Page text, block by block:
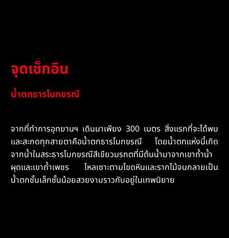
จุดเช็กอิน
น้ำตกธารโบกขรณี
จากที่ทำการอุทยานฯ เดินมาเพียง 300 เมตร สิ่งแรกที่จะได้พบ
และสะกดทุกสายตาคือน้ำตกธารโบกขรณี โดยน้ำตกแห่งนี้เกิด
จากน้ำในสระธารโบกขรณีสีเขียวมรกตที่มีต้นน้ำมาจากเขาถ้ำน้ำ
ผุดและเขาถ้ำเพชร ไหลเซาะตามโขดหินและรากไม้จนกลายเป็น
น้ำตกชั้นเล็กชั้นน้อยสวยงามราวกับอยู่ในเทพนิยาย